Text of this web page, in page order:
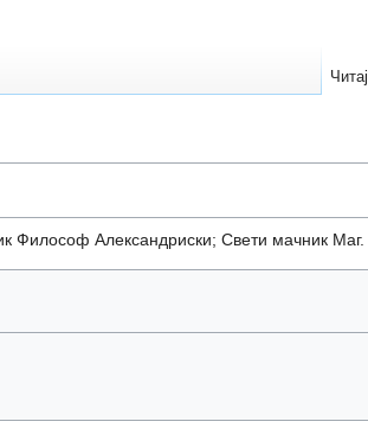
Философ Александриски; Свети мачник Маг.
Читај